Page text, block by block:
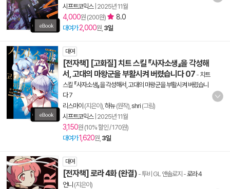
시프트코믹스| 2025년 11월
4,000원 (200원) 8.0
대여가 2,000원, 3일
대여
[전자책] [고화질] 치트 스킬 『사자소생』을 각성해
서, 고대의 마왕군을 부활시켜 버렸습니다 07 - 치트
스킬 『사자소생』을 각성해서, 고대의 마왕군을 부활시켜 버렸습니
다 7
리스마이 (지은이), 하뉴(원작), shri (그림)
시프트코믹스| 2025년 11월
3,150원 (10% 할인 / 170원)
대여가1,620원, 3일
대여
[전자책] 로라 4화 (완결) - 투비 GL 앤솔로지 -로라 4
언니 (지은이)